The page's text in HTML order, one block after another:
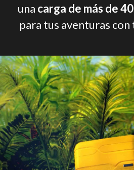
una carga de más de
para tus aventuras